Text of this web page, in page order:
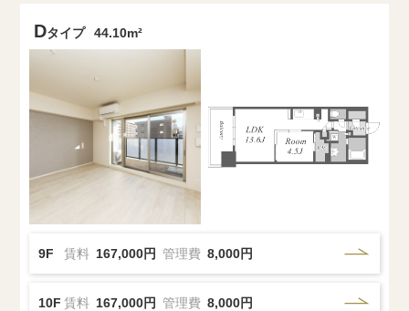
Dタイプ 44.10m²
9F 賃料 167,000円 管理費 8,000円
10F 賃料 167,000円 管理費 8,000円